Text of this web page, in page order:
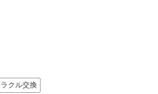
ラクル交換